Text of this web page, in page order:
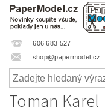
606 683 527
shop@papermodel.cz
Toman Karel